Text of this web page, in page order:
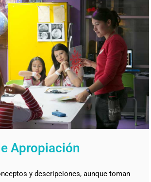
Apropiación
y descripciones, aunque toman